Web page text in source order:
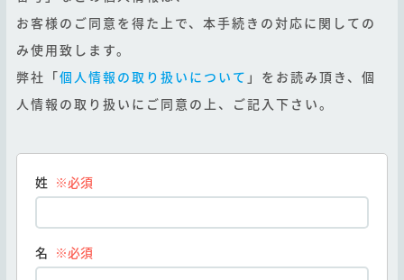
お客様のご同意を得た上で、本手続きの対応に関しての
み使用致します。
弊社「個人情報の取り扱いについて 」をお読み頂き、個
人情報の取り扱いにご同意の上、ご記入下さい。
姓 ※必須
名 ※必須